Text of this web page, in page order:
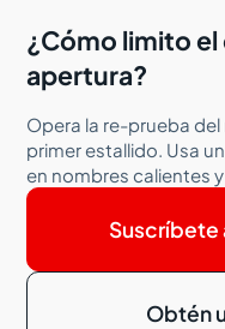
¿Cómo limito el
apertura?
Opera la re-prueba
primer estallido. Usa
en nombres calientes
Suscríbete
Obtén